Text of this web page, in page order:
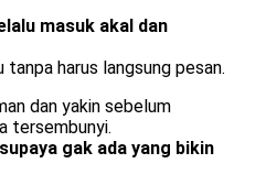
masuk akal dan
harus langsung pesan.
dan yakin sebelum
tersembunyi.
gak ada yang bikin